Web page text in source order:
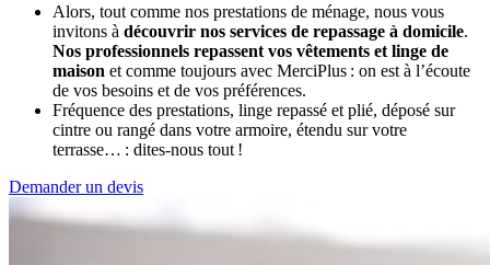
Alors, tout comme nos prestations de ménage, nous vous
invitons à découvrir nos services de repassage à domicile.
Nos professionnels repassent vos vêtements et linge de
maison et comme toujours avec MerciPlus : on est à l’écoute
de vos besoins et de vos préférences.
Fréquence des prestations, linge repassé et plié, déposé sur
cintre ou rangé dans votre armoire, étendu sur votre
terrasse… : dites-nous tout !
Demander un devis